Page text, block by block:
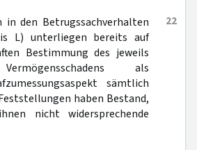
22
in den Betrugssachverhalten
L) unterliegen bereits auf
Bestimmung des jeweils
als
sämtlich
haben Bestand,
nicht widersprechende